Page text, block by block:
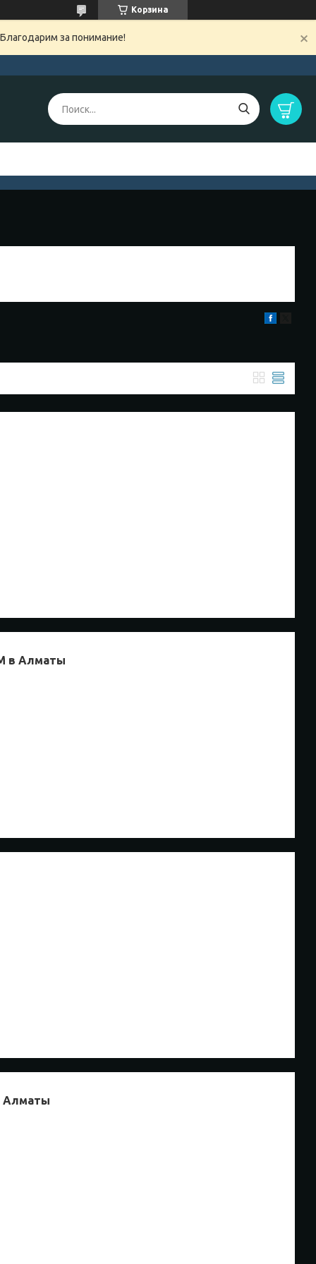
Корзина
за понимание!
в Алматы
Алматы